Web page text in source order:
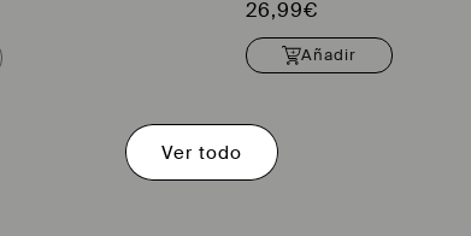
Precio
habitual
26,99€
Añadir
Ver todo